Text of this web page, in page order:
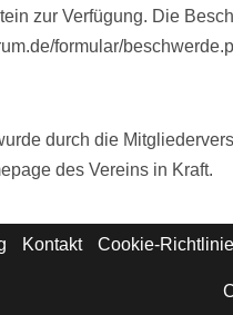
zur Verfügung. Die
formular/
durch die
des Vereins in Kraft.
Kontakt Cookie-